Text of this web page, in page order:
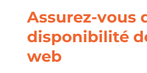
Assurez-vous
disponibilité
web